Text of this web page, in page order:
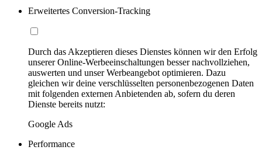
Erweitertes Conversion-Tracking
Durch das Akzeptieren dieses Dienstes können wir den Erfolg
unserer Online-Werbeeinschaltungen besser nachvollziehen,
auswerten und unser Werbeangebot optimieren. Dazu
gleichen wir deine verschlüsselten personenbezogenen Daten
mit folgenden externen Anbietenden ab, sofern du deren
Dienste bereits nutzt:
Google Ads
Performance